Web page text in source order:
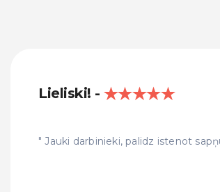
Lieliski!
Jauki darbinieki, palidz istenot